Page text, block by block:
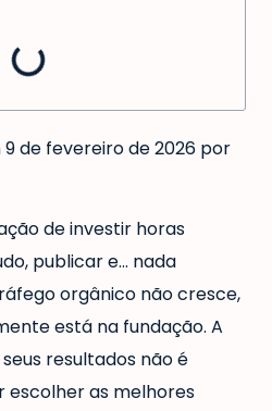
de fevereiro de 2026 por
de investir horas
publicar e… nada
orgânico não cresce,
está na fundação. A
resultados não é
escolher as melhores